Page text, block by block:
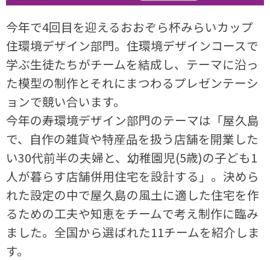
今年で4回目を迎えるおおぞら杯みらいカップ
住環境デザイン部門。住環境デザインコースで
学ぶ生徒たちがチームを結成し、テーマに沿っ
た模型の制作とそれにまつわるプレゼンテーシ
ョンで競い合います。
今年の寿環境デザイン部門のテーマは「屋久島
で、自作の雑貨や特産品を扱う店舗を開業した
い30代前半の夫婦と、幼稚園児(5歳)の子ども1
人が暮らす店舗併用住宅を設計する」。決めら
れた設定の中で屋久島の風土に適した住宅を作
るための工夫や知恵をチームで考え制作に臨み
ました。全国から選ばれた11チームを紹介しま
す。